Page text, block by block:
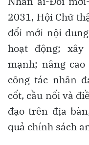
2031, Hội Chữ
đổi mới nội
hoạt động;
mạnh; nâng
công tác nhân
cốt, cầu nối và
đạo trên địa
quả chính sách